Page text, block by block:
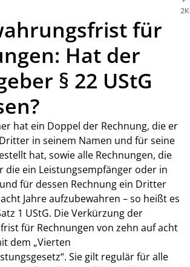
für
Hat der
§ 22 UStG
hat ein Doppel der Rechnung, die er
in seinem Namen und für seine
hat, sowie alle Rechnungen, die
die ein Leistungsempfänger oder in
für dessen Rechnung ein Dritter
Jahre aufzubewahren – so heißt es
1 UStG. Die Verkürzung der
für Rechnungen von zehn auf acht
dem „Vierten
Sie gilt regulär für alle